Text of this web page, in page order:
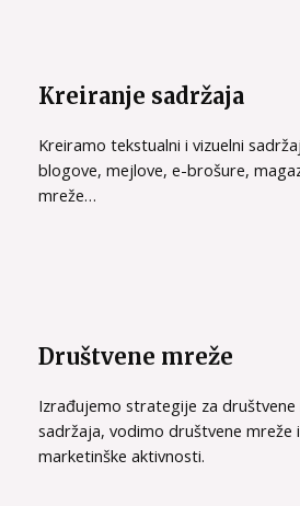
Kreiranje sadržaja
Kreiramo tekstualni i vizuelni
blogove, mejlove, e-brošure,
mreže…
Društvene mreže
Izrađujemo strategije za
sadržaja, vodimo društvene mreže
marketinške aktivnosti.